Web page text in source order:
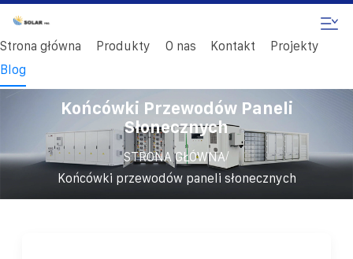
Strona główna Produkty O nas Kontakt
Projekty
Blog
Końcówki Przewodów Paneli
Słonecznych
STRONA GŁÓWNA/
Końcówki przewodów paneli słonecznych